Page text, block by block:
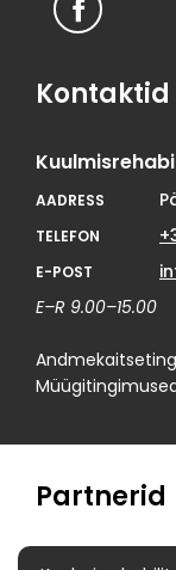
Kontaktid
AADRESS
TELEFON
E-POST
E–R 9.00–15.00
Partnerid